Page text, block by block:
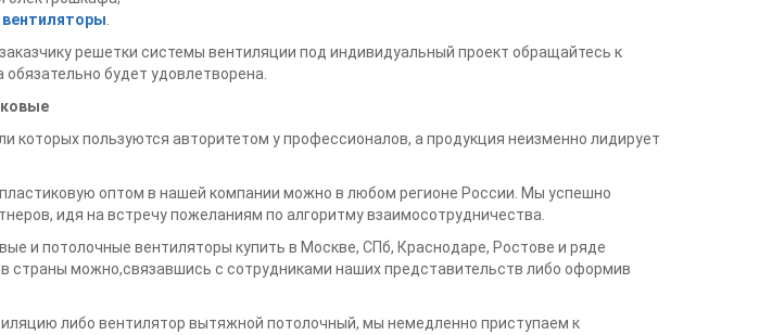
решетки системы вентиляции под индивидуальный проект обращайтесь к
будет удовлетворена.
которых пользуются авторитетом у профессионалов, а продукция неизменно лидирует
пластиковую оптом в нашей компании можно в любом регионе России. Мы успешно
идя на встречу пожеланиям по алгоритму взаимосотрудничества.
и потолочные вентиляторы купить в Москве, СПб, Краснодаре, Ростове и ряде
страны можно,связавшись с сотрудниками наших представительств либо оформив
либо вентилятор вытяжной потолочный, мы немедленно приступаем к